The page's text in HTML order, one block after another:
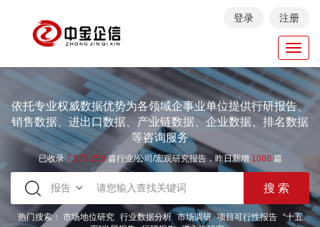
登录 注册
依托专业权威数据优势为各领域企事业单位提供行研报告、
销售数据、进出口数据、产业链数据、企业数据、排名数据
等咨询服务
已收录7.973.258篇行业/公司/宏观研究报告，昨日新增 1088 篇
热门搜索： 市场地位研究 行业数据分析 市场调研 项目可行性报告
“十五